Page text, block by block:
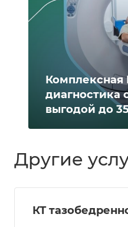
Комплексная
диагностика
выгодой до
Другие
КТ